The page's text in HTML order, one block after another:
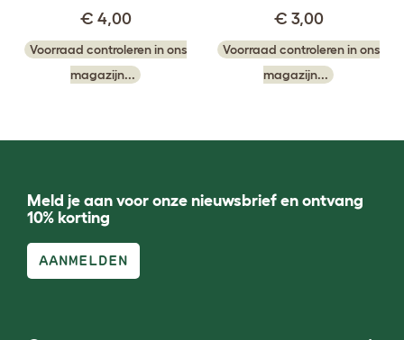
€ 4,00
Voorraad controleren in ons
magazijn...
€ 3,00
Voorraad controleren in ons
magazijn...
Meld je aan voor onze nieuwsbrief en ontvang
10% korting
AANMELDEN